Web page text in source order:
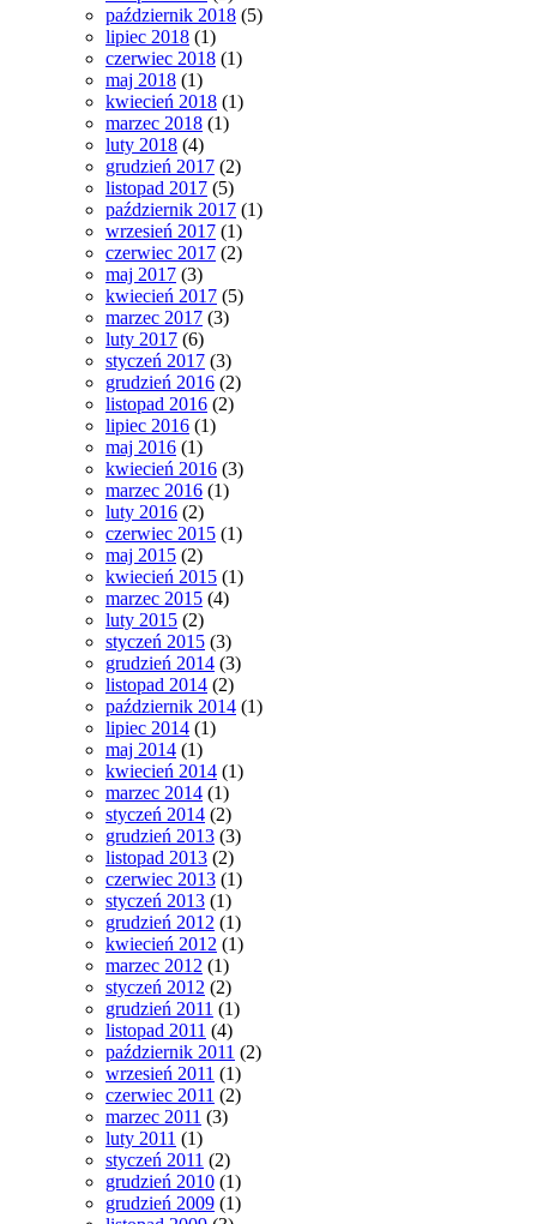
październik 2018 (5)
lipiec 2018 (1)
czerwiec 2018 (1)
maj 2018 (1)
kwiecień 2018 (1)
marzec 2018 (1)
luty 2018 (4)
grudzień 2017 (2)
listopad 2017 (5)
październik 2017 (1)
wrzesień 2017 (1)
czerwiec 2017 (2)
maj 2017 (3)
kwiecień 2017 (5)
marzec 2017 (3)
luty 2017 (6)
styczeń 2017 (3)
grudzień 2016 (2)
listopad 2016 (2)
lipiec 2016 (1)
maj 2016 (1)
kwiecień 2016 (3)
marzec 2016 (1)
luty 2016 (2)
czerwiec 2015 (1)
maj 2015 (2)
kwiecień 2015 (1)
marzec 2015 (4)
luty 2015 (2)
styczeń 2015 (3)
grudzień 2014 (3)
listopad 2014 (2)
październik 2014 (1)
lipiec 2014 (1)
maj 2014 (1)
kwiecień 2014 (1)
marzec 2014 (1)
styczeń 2014 (2)
grudzień 2013 (3)
listopad 2013 (2)
czerwiec 2013 (1)
styczeń 2013 (1)
grudzień 2012 (1)
kwiecień 2012 (1)
marzec 2012 (1)
styczeń 2012 (2)
grudzień 2011 (1)
listopad 2011 (4)
październik 2011 (2)
wrzesień 2011 (1)
czerwiec 2011 (2)
marzec 2011 (3)
luty 2011 (1)
styczeń 2011 (2)
grudzień 2010 (1)
grudzień 2009 (1)